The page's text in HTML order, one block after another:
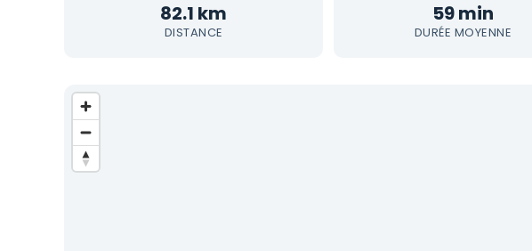
82.1 km
DISTANCE
59 min
DURÉE MOYENNE